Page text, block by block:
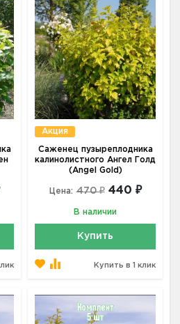
Акция
Саженец пузыреплодника
калинолистного Ангел Голд
(Angel Gold)
Цена: 470 ₽ 440 ₽
В наличии
Купить
Купить в 1 клик